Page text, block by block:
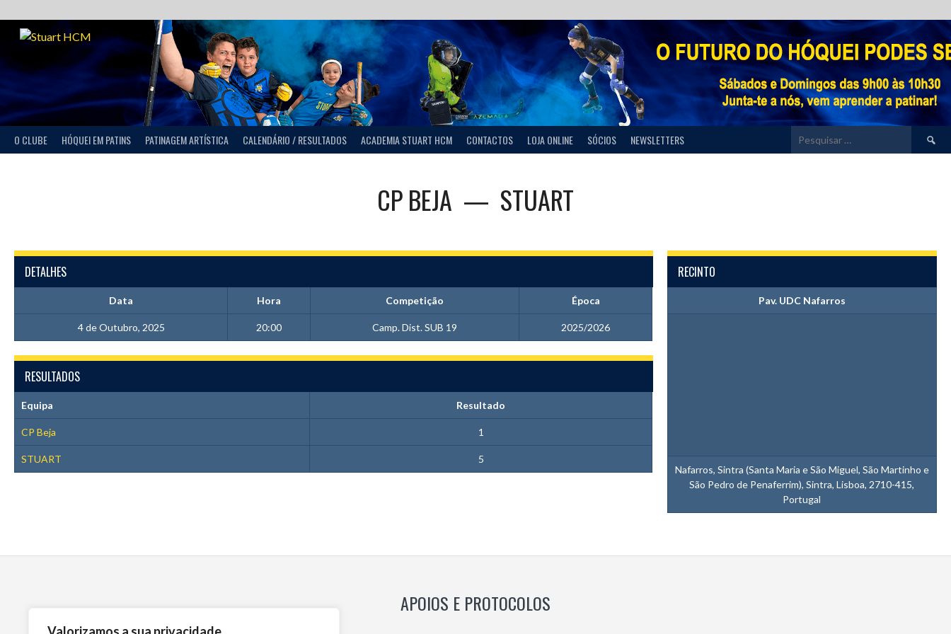
O CLUBE HÓQUEI EM PATINS PATINAGEM ARTÍSTICA CALENDÁRIO / RESULTADOS ACADEMIA STUART HCM CONTACTOS LOJA ONLINE SÓCIOS NEWSLETTERS
por:
CP BEJA — STUART
DETALHES
Data Hora Competição Época
4 de Outubro, 2025 20:00 Camp. Dist. SUB 19 2025/2026
RECINTO
Pav. UDC Nafarros
Nafarros, Sintra (Santa Maria e São Miguel, São Martinho e
São Pedro de Penaferrim), Sintra, Lisboa, 2710-415,
Portugal
RESULTADOS
Equipa Resultado
CP Beja 1
STUART 5
APOIOS E PROTOCOLOS